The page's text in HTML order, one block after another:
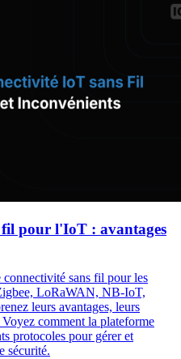
fil pour l'IoT : avantages
sans fil pour les
LoRaWAN, NB-IoT,
leurs avantages, leurs
comment la plateforme
protocoles pour gérer et
sécurité.